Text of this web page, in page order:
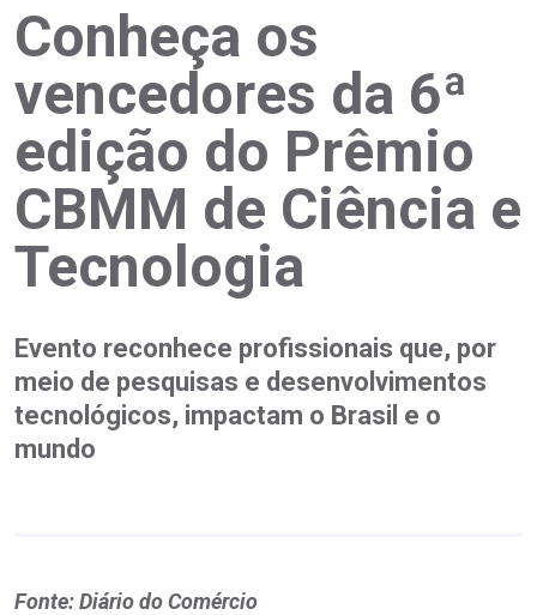
Conheça os
vencedores da 6ª
edição do Prêmio
CBMM de Ciência e
Tecnologia
Evento reconhece profissionais que, por
meio de pesquisas e desenvolvimentos
tecnológicos, impactam o Brasil e o
mundo
Fonte: Diário do Comércio